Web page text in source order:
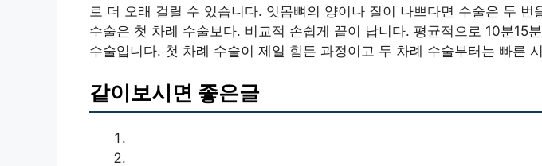
로 더 오래 걸릴 수 있습니다. 잇몸뼈의 양이나 질이 나쁘다면 수술은 두 번
수술은 첫 차례 수술보다. 비교적 손쉽게 끝이 납니다. 평균적으로 10분15
수술입니다. 첫 차례 수술이 제일 힘든 과정이고 두 차례 수술부터는 빠른
같이보시면 좋은글